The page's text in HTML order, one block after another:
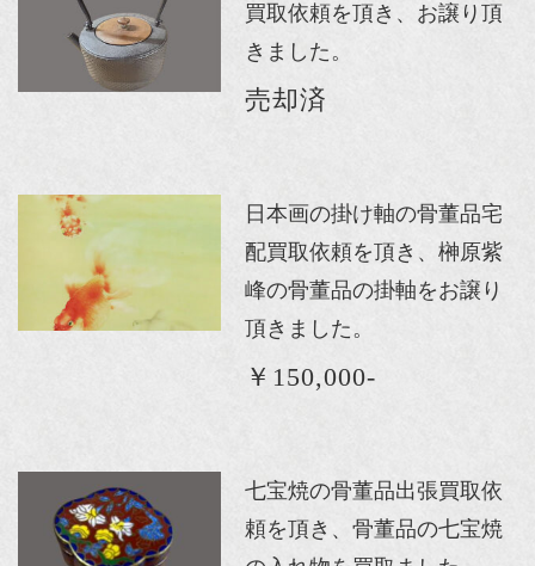
買取依頼を頂き、お譲り頂
きました。
売却済
日本画の掛け軸の骨董品宅
配買取依頼を頂き、榊原紫
峰の骨董品の掛軸をお譲り
頂きました。
￥150,000-
七宝焼の骨董品出張買取依
頼を頂き、骨董品の七宝焼